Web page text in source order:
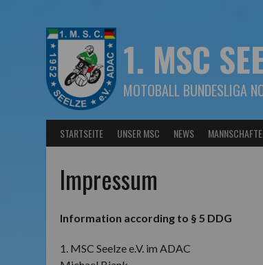
1. MSC
MOTOBALL BUNDESLIGA
STARTSEITE UNSER MSC NEWS
Impressum
Information according to § 5 DDG
1. MSC Seelze e.V. im ADAC